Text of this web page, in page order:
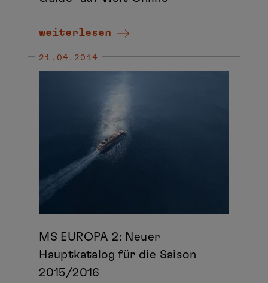
weiterlesen
MS EUROPA 2: Neuer
Hauptkatalog für die Saison
2015/2016
21.04.2014